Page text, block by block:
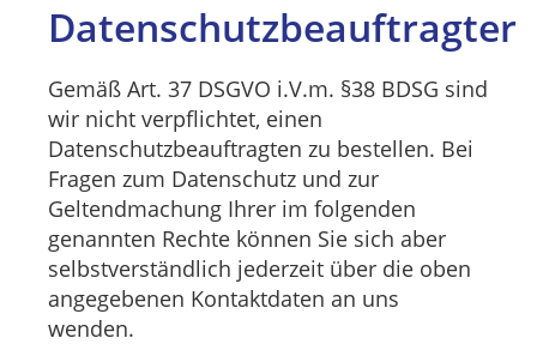
Datenschutzbeauftragter
Gemäß Art. 37 DSGVO i.V.m. §38 BDSG sind
wir nicht verpflichtet, einen
Datenschutzbeauftragten zu bestellen. Bei
Fragen zum Datenschutz und zur
Geltendmachung Ihrer im folgenden
genannten Rechte können Sie sich aber
selbstverständlich jederzeit über die oben
angegebenen Kontaktdaten an uns
wenden.